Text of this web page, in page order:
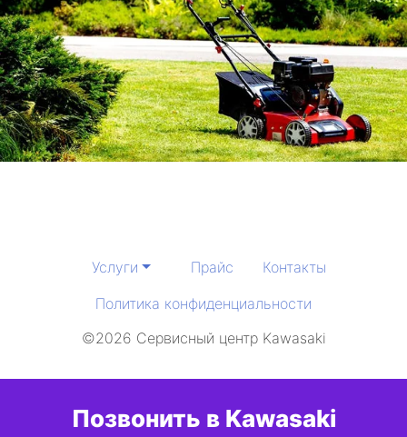
Услуги Прайс
Контакты
Политика конфиденциальности
©2026 Сервисный центр Kawasaki
Позвонить в Kawasaki